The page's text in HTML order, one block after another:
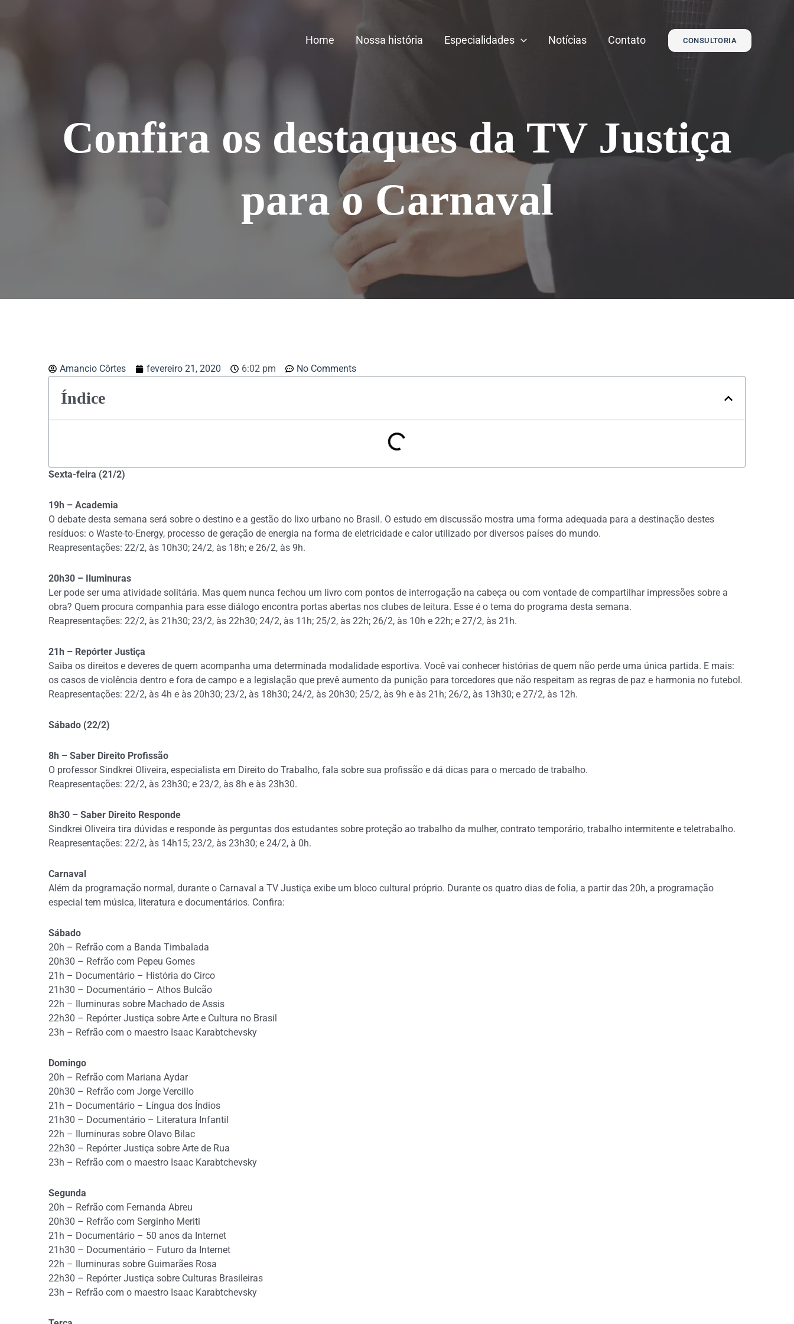
conteúdo
Home Nossa história Especialidades Notícias Contato CONSULTORIA
Confira os destaques da TV Justiça
para o Carnaval
Amancio Côrtes fevereiro 21, 2020 6:02 pm No Comments
Índice
Sexta-feira (21/2)
19h – Academia
O debate desta semana será sobre o destino e a gestão do lixo urbano no Brasil. O estudo em discussão mostra uma forma adequada para a destinação destes
resíduos: o Waste-to-Energy, processo de geração de energia na forma de eletricidade e calor utilizado por diversos países do mundo.
Reapresentações: 22/2, às 10h30; 24/2, às 18h; e 26/2, às 9h.
20h30 – Iluminuras
Ler pode ser uma atividade solitária. Mas quem nunca fechou um livro com pontos de interrogação na cabeça ou com vontade de compartilhar impressões sobre a
obra? Quem procura companhia para esse diálogo encontra portas abertas nos clubes de leitura. Esse é o tema do programa desta semana.
Reapresentações: 22/2, às 21h30; 23/2, às 22h30; 24/2, às 11h; 25/2, às 22h; 26/2, às 10h e 22h; e 27/2, às 21h.
21h – Repórter Justiça
Saiba os direitos e deveres de quem acompanha uma determinada modalidade esportiva. Você vai conhecer histórias de quem não perde uma única partida. E mais:
os casos de violência dentro e fora de campo e a legislação que prevê aumento da punição para torcedores que não respeitam as regras de paz e harmonia no futebol.
Reapresentações: 22/2, às 4h e às 20h30; 23/2, às 18h30; 24/2, às 20h30; 25/2, às 9h e às 21h; 26/2, às 13h30; e 27/2, às 12h.
Sábado (22/2)
8h – Saber Direito Profissão
O professor Sindkrei Oliveira, especialista em Direito do Trabalho, fala sobre sua profissão e dá dicas para o mercado de trabalho.
Reapresentações: 22/2, às 23h30; e 23/2, às 8h e às 23h30.
8h30 – Saber Direito Responde
Sindkrei Oliveira tira dúvidas e responde às perguntas dos estudantes sobre proteção ao trabalho da mulher, contrato temporário, trabalho intermitente e teletrabalho.
Reapresentações: 22/2, às 14h15; 23/2, às 23h30; e 24/2, à 0h.
Carnaval
Além da programação normal, durante o Carnaval a TV Justiça exibe um bloco cultural próprio. Durante os quatro dias de folia, a partir das 20h, a programação
especial tem música, literatura e documentários. Confira:
Sábado
20h – Refrão com a Banda Timbalada
20h30 – Refrão com Pepeu Gomes
21h – Documentário – História do Circo
21h30 – Documentário – Athos Bulcão
22h – Iluminuras sobre Machado de Assis
22h30 – Repórter Justiça sobre Arte e Cultura no Brasil
23h – Refrão com o maestro Isaac Karabtchevsky
Domingo
20h – Refrão com Mariana Aydar
20h30 – Refrão com Jorge Vercillo
21h – Documentário – Língua dos Índios
21h30 – Documentário – Literatura Infantil
22h – Iluminuras sobre Olavo Bilac
22h30 – Repórter Justiça sobre Arte de Rua
23h – Refrão com o maestro Isaac Karabtchevsky
Segunda
20h – Refrão com Fernanda Abreu
20h30 – Refrão com Serginho Meriti
21h – Documentário – 50 anos da Internet
21h30 – Documentário – Futuro da Internet
22h – Iluminuras sobre Guimarães Rosa
22h30 – Repórter Justiça sobre Culturas Brasileiras
23h – Refrão com o maestro Isaac Karabtchevsky